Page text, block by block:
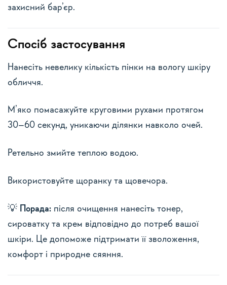
захисний бар’єр.
Спосіб застосування
Нанесіть невелику кількість пінки на вологу шкіру
обличчя.
М’яко помасажуйте круговими рухами протягом
30–60 секунд, уникаючи ділянки навколо очей.
Ретельно змийте теплою водою.
Використовуйте щоранку та щовечора.
💡 Порада: після очищення нанесіть тонер,
сироватку та крем відповідно до потреб вашої
шкіри. Це допоможе підтримати її зволоження,
комфорт і природне сяяння.